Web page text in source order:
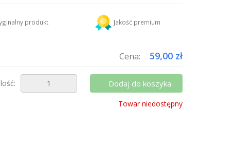
do koszyka i zapłać za wysyłkę tylko raz!
produkt Jakość premium
Cena: 59,00 zł
Dodaj do koszyka
Towar niedostępny